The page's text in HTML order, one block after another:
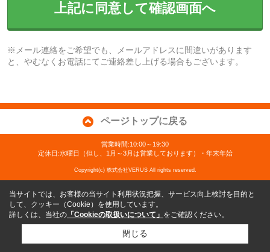
上記に同意して確認画面へ
※メール連絡をご希望でも、メールアドレスに間違いがあります
と、やむなくお電話にてご連絡差し上げる場合もございます。
ページトップに戻る
営業時間:10:00～19:30
定休日:水曜日（但し、1月～3月は営業しております）・年末年始
Copyright(c) 株式会社VERUS All rights reserved.
当サイトでは、お客様の当サイト利用状況把握、サービス向上検討を目的と
して、クッキー（Cookie）を使用しています。
詳しくは、当社の 「Cookieの取扱いについて」 をご確認ください。
閉じる